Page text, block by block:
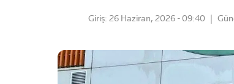
Giriş:26 Haziran, 2026 - 09:40 |